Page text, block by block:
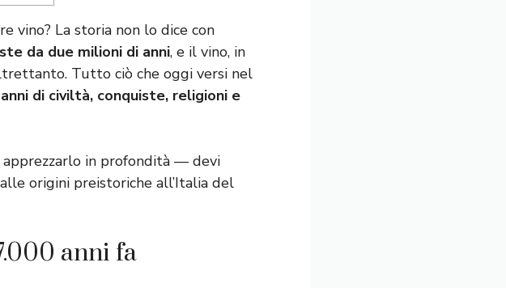
vino? La storia non lo dice con
da due milioni di anni, e il vino, in
Tutto ciò che oggi versi nel
di civiltà, conquiste, religioni e
in profondità — devi
origini preistoriche all’Italia del
anni fa